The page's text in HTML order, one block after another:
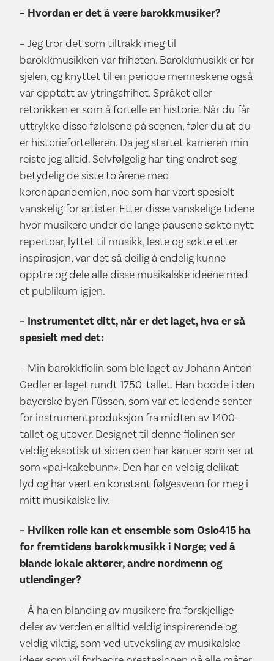
– Hvordan er detå være barokkmusiker?
– Jeg tror det som tiltrakk meg til
barokkmusikken var friheten. Barokkmusikk er for
sjelen, og knyttet til en periode menneskene også
var opptatt av ytringsfrihet. Språket eller
retorikken er som å fortelle en historie. Når du får
uttrykke disse følelsene på scenen, føler du at du
er historiefortelleren. Da jeg startet karrieren min
reiste jeg alltid. Selvfølgelig har ting endret seg
betydelig de siste to årene med
koronapandemien, noe som har vært spesielt
vanskelig for artister. Etter disse vanskelige tidene
hvor musikere under de lange pausene søkte nytt
repertoar, lyttet til musikk, leste og søkte etter
inspirasjon, var det så deilig å endelig kunne
opptre og dele alle disse musikalske ideene med
et publikum igjen.
– Instrumentet ditt, når er det laget, hva er så
spesielt med det:
– Min barokkfiolin som ble laget av Johann Anton
Gedler er laget rundt 1750-tallet. Han bodde i den
bayerske byen Füssen, som var et ledende senter
for instrumentproduksjon fra midten av 1400-
tallet og utover. Designet til denne fiolinen ser
veldig eksotisk ut siden den har kanter som ser ut
som «pai-kakebunn». Den har en veldig delikat
lyd og har vært en konstant følgesvenn for meg i
mitt musikalske liv.
– Hvilken rolle kanet ensemble som Oslo415 ha
for fremtidens barokkmusikk i Norge; ved å
blande lokale aktører, andre nordmenn og
utlendinger?
– Å ha en blanding av musikere fra forskjellige
deler av verden er alltid veldig inspirerende og
veldig viktig, som ved utveksling av musikalske